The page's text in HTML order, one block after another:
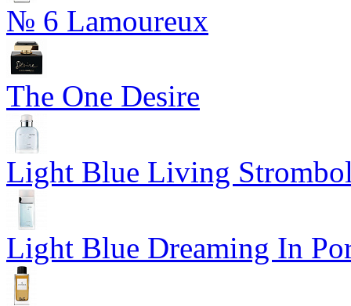
№ 6 Lamoureux
The One Desire
Light Blue Living
Light Blue Dreaming In